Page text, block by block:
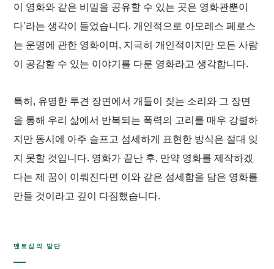
이 영화와 같은 비밀을 공유할 수 있는 곳은 영화관뿐이
다’라는 생각이 들었습니다. 개인적으로 아모레스 페로스
는 운명에 관한 영화이며, 지극히 개인적이지만 모든 사람
이 공감할 수 있는 이야기를 다룬 영화라고 생각합니다.
특히, 유명한 투견 장면에서 개들이 짖는 소리와 그 장면
을 통해 우리 삶에서 반복되는 폭력의 고리를 매우 강렬하
지만 동시에 아주 슬프고 섬세하게 표현한 방식은 절대 잊
지 못할 것입니다. 영화가 끝난 후, 만약 영화를 제작하겠
다는 제 꿈이 이뤄진다면 이와 같은 섬세함을 담은 영화를
만들 것이라고 깊이 다짐했습니다.
멘토십의 발단